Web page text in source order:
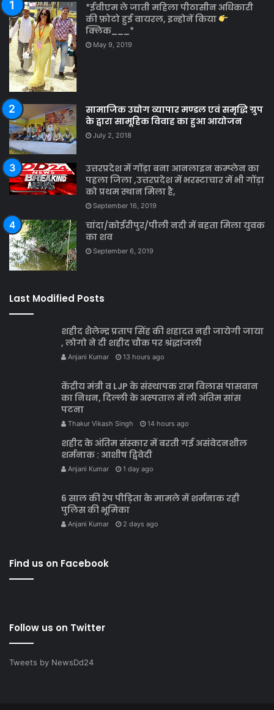
*ईवीएम ले जाती महिला पीठासीन अधिकारी
की फ़ोटो हुई वायरल, इन्होनें किया
क्लिक___*
May 9, 2019
सामाजिक उद्योग व्यापार मण्डल एवं समृद्धि ग्रुप
के द्वारा सामूहिक विवाह का हुआ आयोजन
July 2, 2018
उत्तरप्रदेश में गोंड़ा बना आनलाइन कम्प्लेन का
पहला जिला ,उत्तरप्रदेश में भरस्टाचार में भी गोंड़ा
को प्रथम स्थान मिला है,
September 16, 2019
चांदा/कोईरीपुर/पीली नदी में बहता मिला युवक
का शव
September 6, 2019
Last Modified Posts
शहीद शैलेन्द्र प्रताप सिंह की शहादत नही जायेगी जाया
, लोगो ने दी शहीद चौक पर श्रंद्धांजली
Anjani Kumar 13 hours ago
केंद्रीय मंत्री व LJP के संस्‍थापक राम विलास पासवान
का निधन, दिल्‍ली के अस्‍पताल में ली अंतिम सांस
पटना
Thakur Vikash Singh 14 hours ago
शहीद के अंतिम संस्कार में बरती गई असंवेदनशील
शर्मनाक : आशीष द्विवेदी
Anjani Kumar 1 day ago
6 साल की रेप पीड़िता के मामले में शर्मनाक रही
पुलिस की भूमिका
Anjani Kumar 2 days ago
Find us on Facebook
Follow us on Twitter
Tweets by NewsDd24